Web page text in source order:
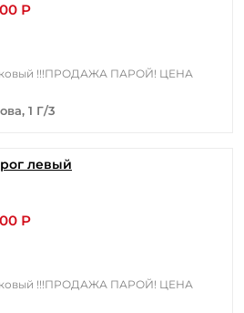
Р
!!!ПРОДАЖА ПАРОЙ! ЦЕНА
1 Г/3
левый
Р
!!!ПРОДАЖА ПАРОЙ! ЦЕНА